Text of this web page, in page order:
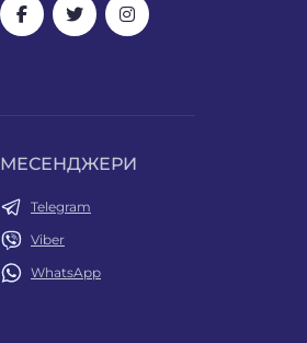
МЕСЕНДЖЕРИ
Telegram
Viber
WhatsApp